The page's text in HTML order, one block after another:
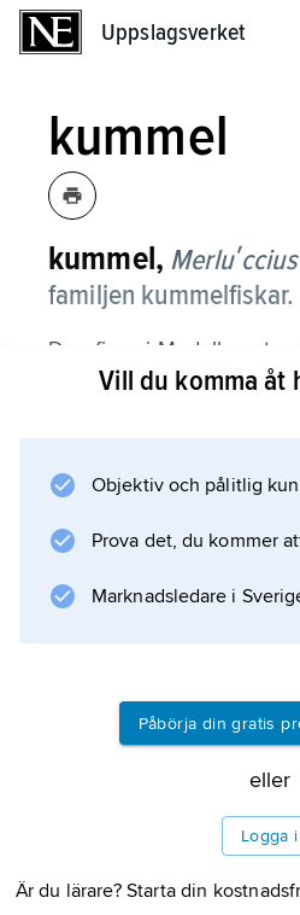
Uppslagsverket
kummel
kummel,
familjen kummelfiskar.
Den finns i Medelhavet
Atlantens kuster på 30–1
har stort huvud och stor
buken vit. Gapet och
Vill du komma åt
Objektiv och pålitlig
Prova det, du kommer
Marknadsledare i
Påbörja din gratis
eller
Logga
Är du lärare? Starta din